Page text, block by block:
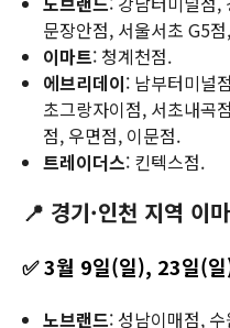
문장안점, 서울서초 G5
이마트: 청계천점.
에브리데이: 남부터미널
초그랑자이점, 서초내곡
점, 우면점, 이문점.
트레이더스: 킨텍스점.
📍 경기·인천 지역 이
✅ 3월 9일(일), 23일(일
노브랜드: 성남이매점,